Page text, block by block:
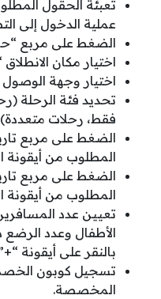
تعبئة الحقول
عملية الدخول إلى
الضغط على مربع
اختيار مكان
اختيار وجهة
تحديد فئة الرحلة
فقط، رحلات
الضغط على مربع
المطلوب من أيقونة
الضغط على مربع
المطلوب من أيقونة
تعيين عدد
بالنقر على أيقونة
تسجيل كوبون
المخصصة.